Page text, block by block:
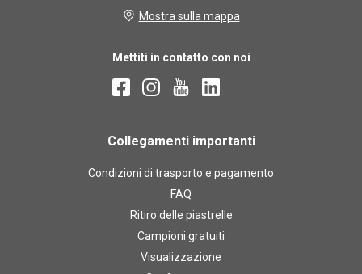
Mostra sulla mappa
Mettiti in contatto con noi
Collegamenti importanti
Condizioni di trasporto e pagamento
FAQ
Ritiro delle piastrelle
Campioni gratuiti
Visualizzazione